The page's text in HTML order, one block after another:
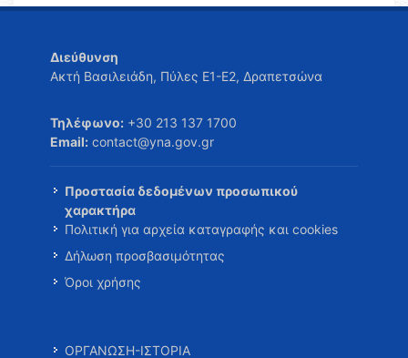
Διεύθυνση
Ακτή Βασιλειάδη, Πύλες Ε1-Ε2, Δραπετσώνα
Τηλέφωνο: +30 213 137 1700
Email: contact@yna.gov.gr
Προστασία δεδομένων προσωπικού
χαρακτήρα
Πολιτική για αρχεία καταγραφής και cookies
Δήλωση προσβασιμότητας
Όροι χρήσης
ΟΡΓΑΝΩΣΗ-ΙΣΤΟΡΙΑ